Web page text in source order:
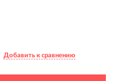
Добавить к сравнению